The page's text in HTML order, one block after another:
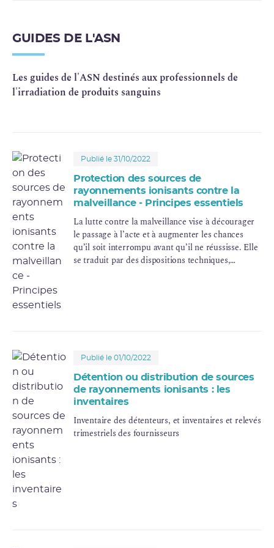
GUIDES DE L'ASN
Les guides de l'ASN destinés aux professionnels de
l'irradiation de produits sanguins
Publié le 31/10/2022
Protection des sources de
rayonnements ionisants contre la
malveillance - Principes essentiels
La lutte contre la malveillance vise à décourager
le passage à l’acte et à augmenter les chances
qu’il soit interrompu avant qu’il ne réussisse. Elle
se traduit par des dispositions techniques,
Publié le 01/10/2022
Détention ou distribution de sources
de rayonnements ionisants : les
inventaires
Inventaire des détenteurs, et inventaires et relevés
trimestriels des fournisseurs